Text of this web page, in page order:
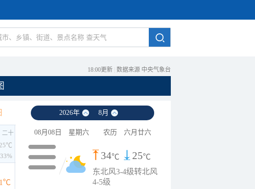
18:00更新 数据来源 中央气象台
二十
33%
2026年 8月
08月08日 星期六 农历 六月廿六
34℃ 25℃
东北风3-4级转北风
4-5级